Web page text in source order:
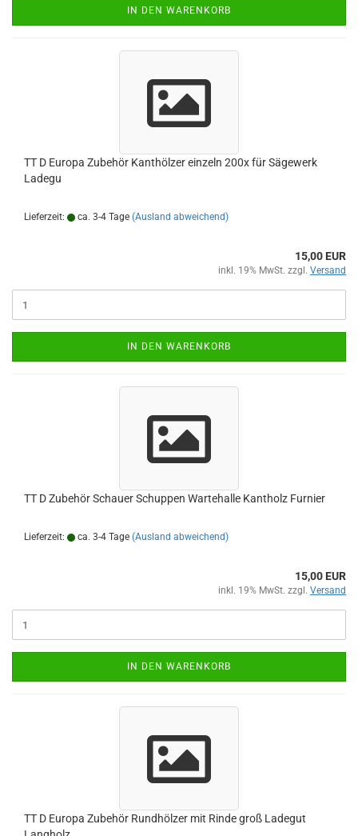
IN DEN WARENKORB
TT D Europa Zubehör Kanthölzer einzeln 200x für Sägewerk
Ladegu
Lieferzeit: ca. 3-4 Tage (Ausland abweichend)
15,00 EUR
inkl. 19% MwSt. zzgl. Versand
IN DEN WARENKORB
TT D Zubehör Schauer Schuppen Wartehalle Kantholz Furnier
Lieferzeit: ca. 3-4 Tage (Ausland abweichend)
15,00 EUR
inkl. 19% MwSt. zzgl. Versand
IN DEN WARENKORB
TT D Europa Zubehör Rundhölzer mit Rinde groß Ladegut